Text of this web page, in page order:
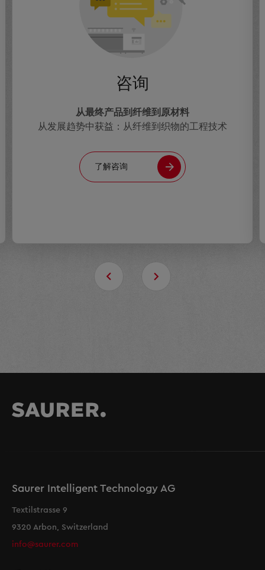
咨询
从最终产品到纤维到原材料
从发展趋势中获益：从纤维到织物的工程技术
了解咨询
Saurer Intelligent Technology AG
Textilstrasse 9
9320 Arbon, Switzerland
info@saurer.com